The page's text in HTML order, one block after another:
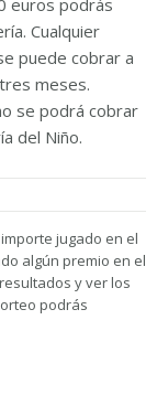
euros podrás
Cualquier
puede cobrar a
meses.
se podrá cobrar
del Niño.
jugado en el
algún premio en el
y ver los
podrás